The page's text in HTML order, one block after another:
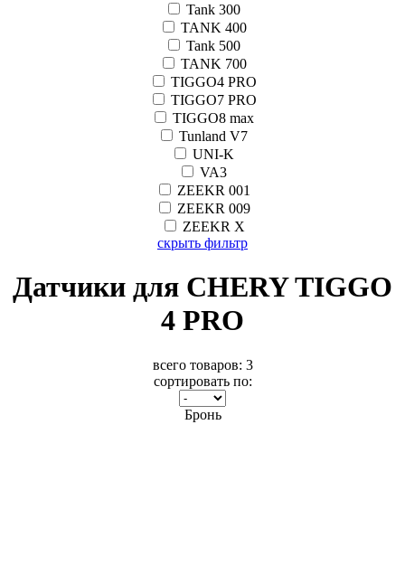
Tank 300
TANK 400
Tank 500
TANK 700
TIGGO4 PRO
TIGGO7 PRO
TIGGO8 max
Tunland V7
UNI-K
VA3
ZEEKR 001
ZEEKR 009
ZEEKR X
скрыть фильтр
Датчики для CHERY TIGGO
4 PRO
всего товаров: 3
сортировать по:
Бронь